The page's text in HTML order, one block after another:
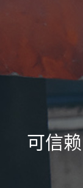
可信